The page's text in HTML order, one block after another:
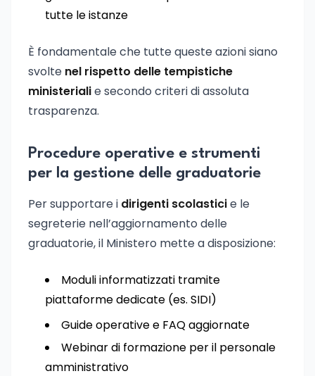
tutte le istanze
È fondamentale che tutte queste azioni siano
svolte nel rispetto delle tempistiche
ministerialie secondo criteri di assoluta
trasparenza.
Procedure operative e strumenti
per la gestione delle graduatorie
Per supportare i dirigenti scolasticie le
segreterie nell’aggiornamento delle
graduatorie, il Ministero mette a disposizione:
Moduli informatizzati tramite
piattaforme dedicate (es. SIDI)
Guide operative e FAQ aggiornate
Webinar di formazione per il personale
amministrativo